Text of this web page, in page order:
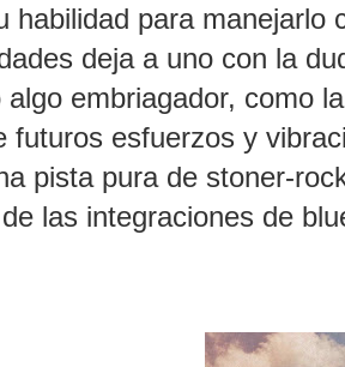
habilidad para
deja a uno con la
algo embriagador, como
futuros esfuerzos y
pista pura de stoner-
las integraciones de